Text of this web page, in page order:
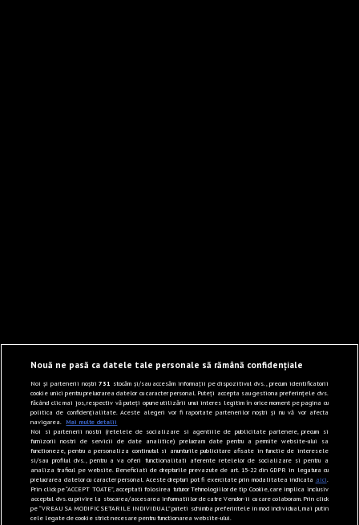
Nouă ne pasă ca datele tale personale să rămână confidențiale
Noi și partenerii noștri731 stocăm și/sau accesăm informații pe dispozitivul dvs., precum identificatorii
cookie unici pentru prelucrarea datelor cu caracter personal. Puteți accepta sau gestiona preferințele dvs.
făcând clic mai jos, respectiv vă puteți opune utilizării unui interes legitim în orice moment pe pagina cu
politica de confidențialitate. Aceste alegeri vor fi raportate partenerilor noștri și nu vă vor afecta
navigarea. Mai multe detalii
Noi si partenerii nostri (retelele de socializare si agentiile de publicitate partenere, precum si
furnizorii nostri de servicii de date analitice) prelucram date pentru a permite website-ului sa
functioneze, pentru a personaliza continutul si anunturile publicitare afisate in functie de interesele
si/sau profilul dvs., pentru a va oferi functionalitati aferente retelelor de socializare si pentru a
analiza traficul pe website. Beneficiati de drepturile prevazute de art. 15-22 din GDPR in legatura cu
prelucrarea datelor cu caracter personal. Aceste drepturi pot fi exercitate prin modalitatea indicata aici.
Prin click pe “ACCEPT TOATE”, acceptati folosirea tuturor Tehnologiilor de tip Cookie, care implica inclusiv
acceptul dvs. cu privire la stocarea/accesarea informatiilor de catre Vendor-ii cu care colaboram. Prin click
pe “VREAU SA MODIFIC SETARILE INDIVIDUAL” puteti schimba preferintele in mod individual, mai putin
cele legate de cookie strict necesare pentru functionarea website-ului.